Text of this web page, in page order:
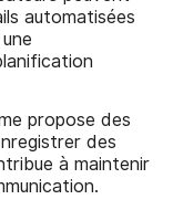
automatisées
propose des
des
à maintenir